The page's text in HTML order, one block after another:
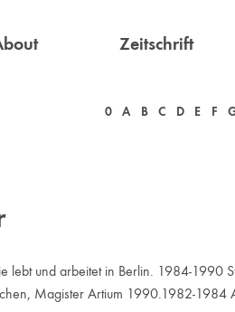
Zeitschrift
0 A B C D E F
lebt und arbeitet in Berlin. 1984-1990
Magister Artium 1990.1982-1984